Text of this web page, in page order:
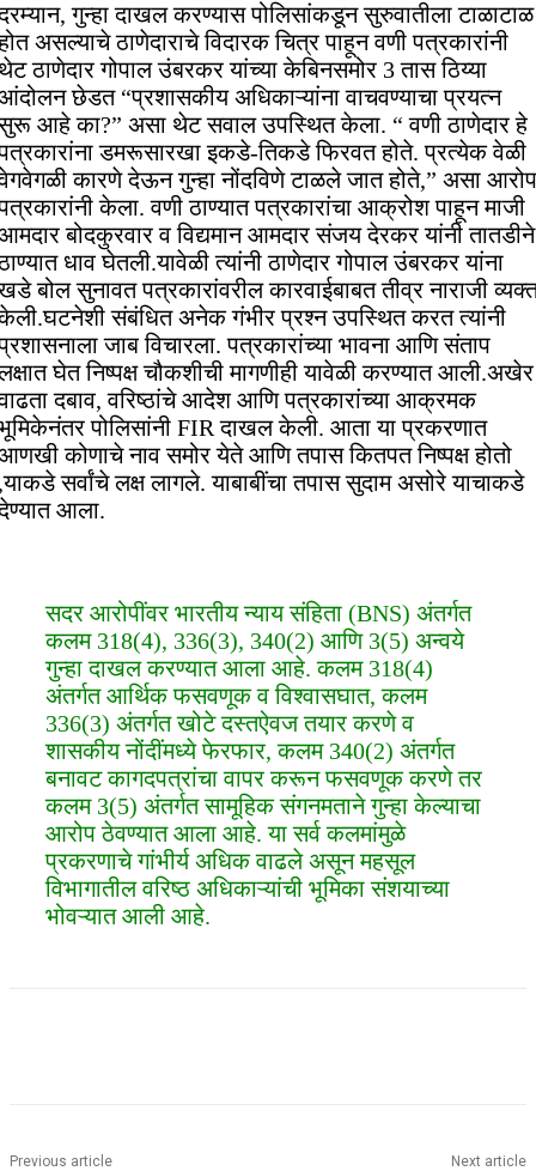
गुन्हा दाखल करण्यास पोलिसांकडून सुरुवातीला टाळाटाळ
असल्याचे ठाणेदाराचे विदारक चित्र पाहून वणी पत्रकारांनी
ठाणेदार गोपाल उंबरकर यांच्या केबिनसमोर 3 तास ठिय्या
छेडत “प्रशासकीय अधिकाऱ्यांना वाचवण्याचा प्रयत्न
आहे का?” असा थेट सवाल उपस्थित केला. “ वणी ठाणेदार हे
डमरूसारखा इकडे-तिकडे फिरवत होते. प्रत्येक वेळी
कारणे देऊन गुन्हा नोंदविणे टाळले जात होते,” असा आरोप
केला. वणी ठाण्यात पत्रकारांचा आक्रोश पाहून माजी
बोदकुरवार व विद्यमान आमदार संजय देरकर यांनी तातडीने
धाव घेतली.यावेळी त्यांनी ठाणेदार गोपाल उंबरकर यांना
बोल सुनावत पत्रकारांवरील कारवाईबाबत तीव्र नाराजी
संबंधित अनेक गंभीर प्रश्न उपस्थित करत त्यांनी
जाब विचारला. पत्रकारांच्या भावना आणि संताप
घेत निष्पक्ष चौकशीची मागणीही यावेळी करण्यात आली.अखेर
दबाव, वरिष्ठांचे आदेश आणि पत्रकारांच्या आक्रमक
पोलिसांनी FIR दाखल केली. आता या प्रकरणात
कोणाचे नाव समोर येते आणि तपास कितपत निष्पक्ष होतो
सर्वांचे लक्ष लागले. याबाबींचा तपास सुदाम असोरे याचाकडे
आला.
सदर आरोपींवर भारतीय न्याय संहिता (BNS) अंतर्गत
कलम 318(4), 336(3), 340(2) आणि 3(5) अन्वये
गुन्हा दाखल करण्यात आला आहे. कलम 318(4)
अंतर्गत आर्थिक फसवणूक व विश्वासघात, कलम
336(3) अंतर्गत खोटे दस्तऐवज तयार करणे व
शासकीय नोंदींमध्ये फेरफार, कलम 340(2) अंतर्गत
बनावट कागदपत्रांचा वापर करून फसवणूक करणे तर
कलम 3(5) अंतर्गत सामूहिक संगनमताने गुन्हा केल्याचा
आरोप ठेवण्यात आला आहे. या सर्व कलमांमुळे
प्रकरणाचे गांभीर्य अधिक वाढले असून महसूल
विभागातील वरिष्ठ अधिकाऱ्यांची भूमिका संशयाच्या
भोवऱ्यात आली आहे.
Previous article Next article